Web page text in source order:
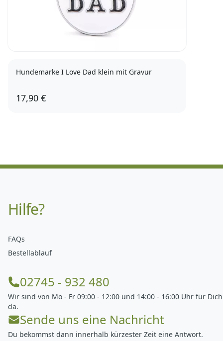
Hundemarke I Love Dad klein mit Gravur
17,90 €
Hilfe?
FAQs
Bestellablauf
02745 - 932 480
Wir sind von Mo - Fr 09:00 - 12:00 und 14:00 - 16:00 Uhr für Dich
da.
Sende uns eine Nachricht
Du bekommst dann innerhalb kürzester Zeit eine Antwort.